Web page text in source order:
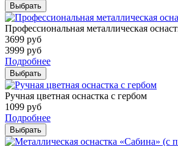
Выбрать
Профессиональная металлическая
3699 руб
3999 руб
Подробнее
Выбрать
Ручная цветная оснастка с гербом
1099 руб
Подробнее
Выбрать